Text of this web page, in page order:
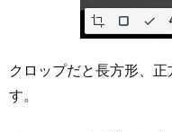
クロップだと長方形、
す。